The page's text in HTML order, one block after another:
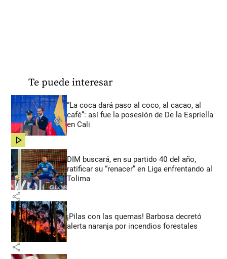
Te puede interesar
“La coca dará paso al coco, al cacao, al
café”: así fue la posesión de De la Espriella
en Cali
share
DIM buscará, en su partido 40 del año,
ratificar su “renacer” en Liga enfrentando al
Tolima
share
¡Pilas con las quemas! Barbosa decretó
alerta naranja por incendios forestales
share